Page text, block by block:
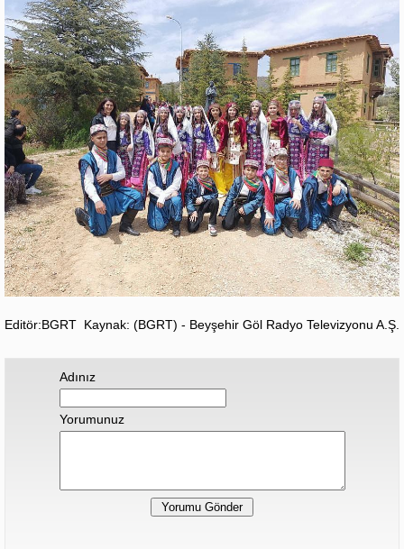
Editör:BGRT Kaynak: (BGRT) - Beyşehir Göl Radyo Televizyonu A.Ş.
Adınız
Yorumunuz